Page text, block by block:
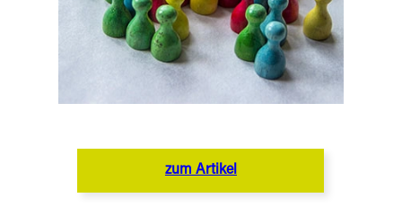
zum Artikel